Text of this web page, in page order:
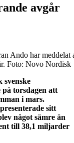
avgår
Ando har
Foto: Novo Nordisk
svenske
torsdagen att
i mars.
sitt
något sämre än
till 38,1 miljarder